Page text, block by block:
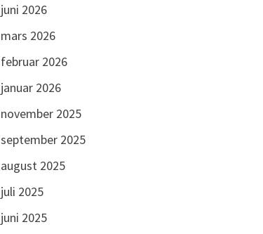
juni 2026
mars 2026
februar 2026
januar 2026
november 2025
september 2025
august 2025
juli 2025
juni 2025